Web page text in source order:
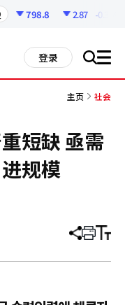
798.8 2.87 -0.36%
登录 搜 all
主页 社会
短缺 亟需
规模
分
章
打 调
小